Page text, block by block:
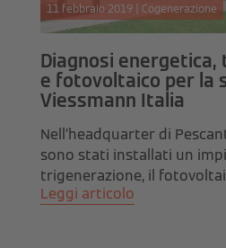
11 febbraio 2019 | Cogenerazione
Diagnosi
e fotovoltaico per la
Viessmann Italia
Nell’headquarter di
sono stati installati un
trigenerazione, il
Leggi articolo